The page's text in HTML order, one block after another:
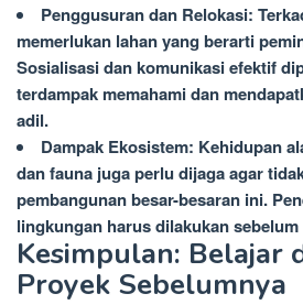
Penggusuran dan Relokasi:
memerlukan lahan yang berarti
Sosialisasi dan komunikasi efektif
terdampak memahami dan
adil.
Dampak Ekosistem: Kehidupan
dan fauna juga perlu dijaga agar
pembangunan besar-besaran ini.
lingkungan harus dilakukan
Kesimpulan: Belajar
Proyek Sebelumnya